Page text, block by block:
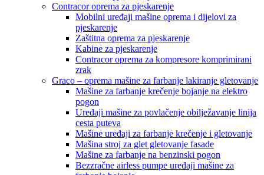
Contracor oprema za pjeskarenje
Mobilni uređaji mašine oprema i dijelovi za
pjeskarenje
Zaštitna oprema za pjeskarenje
Kabine za pjeskarenje
Contracor oprema za kompresore komprimirani
zrak
Graco – oprema mašine za farbanje lakiranje gletovanje
Mašine za farbanje krečenje bojanje na elektro
pogon
Uređaji mašine za povlačenje obilježavanje linija
cesta puteva
Mašine uređaji za farbanje krečenje i gletovanje
Mašina stroj za glet gletovanje fasade
Mašine za farbanje na benzinski pogon
Bezzračne airless pumpe uređaji mašine za